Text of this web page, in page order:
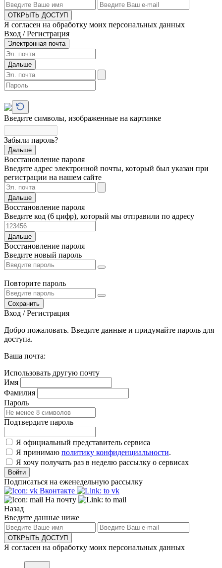
ОТКРЫТЬ ДОСТУП
Я согласен на обработку моих персональных данных
Вход / Регистрация
Электронная почта
Дальше
Введите символы, изображенные на картинке
Забыли пароль?
Дальше
Восстановление пароля
Введите адрес электронной почты, который был указан при
регистрации на нашем сайте
Дальше
Восстановление пароля
Введите код (6 цифр), который мы отправили по адресу
Дальше
Восстановление пароля
Введите новый пароль
Повторите пароль
Сохранить
Вход / Регистрация
Добро пожаловать. Введите данные и придумайте пароль для
доступа.
Ваша почта:
Использовать другую почту
Имя
Фамилия
Пароль
Подтвердите пароль
Я официальный представитель сервиса
Я принимаю политику конфиденциальности.
Я хочу получать раз в неделю рассылку о сервисах
Войти
Подписаться на еженедельную рассылку
Вконтакте
На почту
Назад
Введите данные ниже
ОТКРЫТЬ ДОСТУП
Я согласен на обработку моих персональных данных